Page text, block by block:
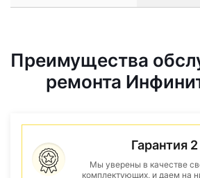
Преимущества
ремонта
Гарантия
Мы уверены в качестве
комплектующих, и даем на